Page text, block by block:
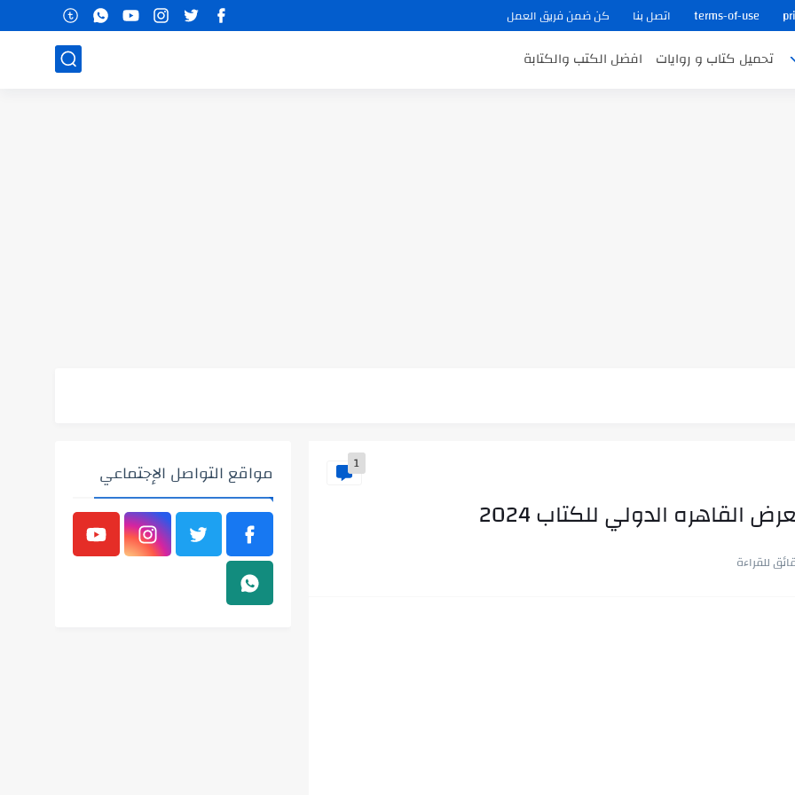
terms-of-use اتصل بنا كن ضمن فريق العمل
تحميل كتاب و روايات افضل الكتب والكتابة
في ثوانٍ
1
الدولي للكتاب 2024
مواقع التواصل الإجتماعي